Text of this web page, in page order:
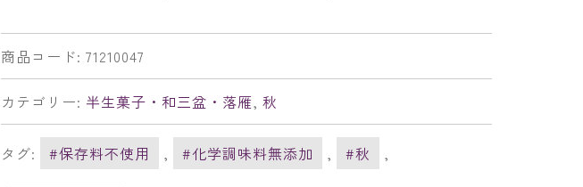
商品コード: 71210047
カテゴリー: 半生菓子・和三盆・落雁, 秋
タグ: #保存料不使用 , #化学調味料無添加 , #秋 ,